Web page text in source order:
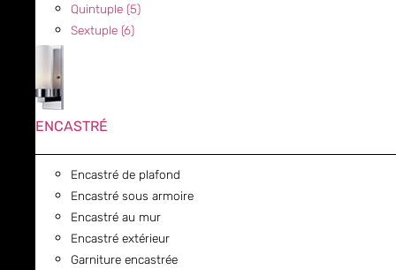
Quintuple (5)
Sextuple (6)
ENCASTRÉ
Encastré de plafond
Encastré sous armoire
Encastré au mur
Encastré extérieur
Garniture encastrée